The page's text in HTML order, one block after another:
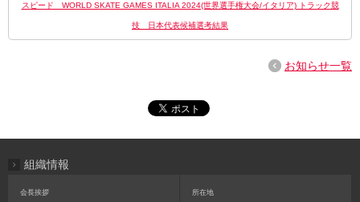
スピード WORLD SKATE GAMES ITALIA 2024(世界選手権大会/イタリア) トラック競
技 日本代表候補選考結果
お知らせ一覧
組織情報
会長挨拶 所在地